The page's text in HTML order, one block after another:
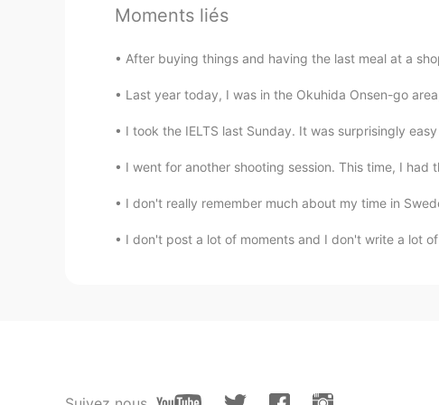
EN
サーモン大好きー😋
CN JP
ドンキってあのドンキホーテですか？ シ
Moments liés
After buying things and having the last meal at a
Last year today, I was in the Okuhida Onsen-go
I took the IELTS last Sunday. It was surprisingly
I went for another shooting session. This time, I had
I don't really remember much about my time in
I don't post a lot of moments and I don't write a lot